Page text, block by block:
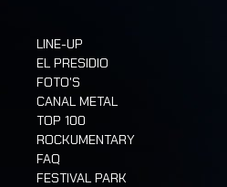
LINE-UP
EL PRESIDIO
FOTO'S
CANAL METAL
TOP 100
ROCKUMENTARY
FAQ
FESTIVAL PARK